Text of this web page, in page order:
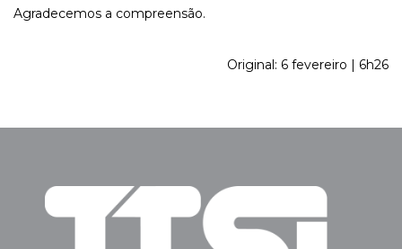
Agradecemos a compreensão.
Original: 6 fevereiro | 6h26